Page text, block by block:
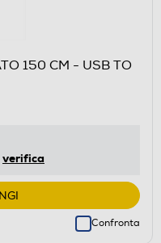
150 CM - USB TO
verifica
Confronta